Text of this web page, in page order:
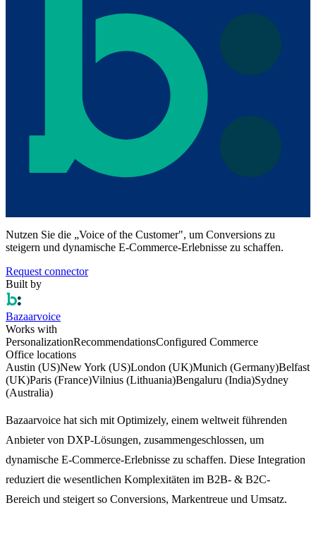
Nutzen Sie die „Voice of the Customer", um Conversions zu
steigern und dynamische E-Commerce-Erlebnisse zu schaffen.
Request connector
Built by
Bazaarvoice
Works with
PersonalizationRecommendationsConfigured Commerce
Office locations
Austin (US)New York (US)London (UK)Munich (Germany)Belfast
(UK)Paris (France)Vilnius (Lithuania)Bengaluru (India)Sydney
(Australia)
Bazaarvoice hat sich mit Optimizely, einem weltweit führenden
Anbieter von DXP-Lösungen, zusammengeschlossen, um
dynamische E-Commerce-Erlebnisse zu schaffen. Diese Integration
reduziert die wesentlichen Komplexitäten im B2B- & B2C-
Bereich und steigert so Conversions, Markentreue und Umsatz.